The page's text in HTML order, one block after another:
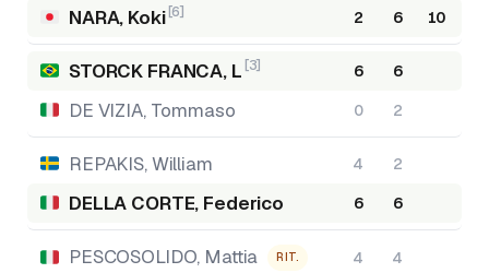
NARA, Koki [6] 2 6 10
STORCK FRANCA, L [3] 6 6
DE VIZIA, Tommaso 0 2
REPAKIS, William 4 2
DELLA CORTE, Federico 6 6
PESCOSOLIDO, Mattia RIT. 4 4